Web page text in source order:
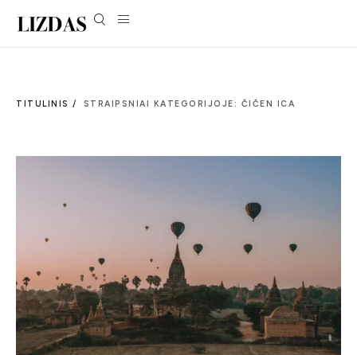
TITULINIS / STRAIPSNIAI KATEGORIJOJE: ČIČEN ICA